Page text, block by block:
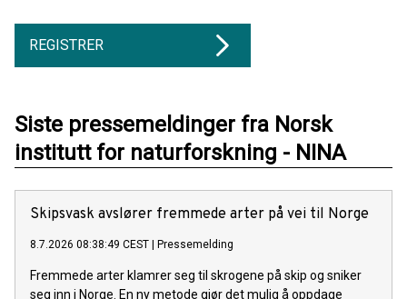
REGISTRER
Siste pressemeldinger fra Norsk
institutt for naturforskning - NINA
Skipsvask avslører fremmede arter på vei til Norge
8.7.2026 08:38:49 CEST Pressemelding
Fremmede arter klamrer seg til skrogene på skip og sniker
seg inn i Norge. En ny metode gjør det mulig å oppdage